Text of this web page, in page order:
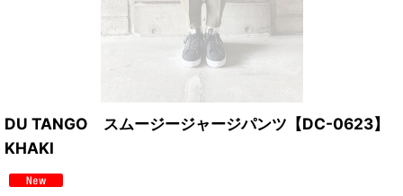
DU TANGO スムージージャージパンツ【DC-0623】
KHAKI